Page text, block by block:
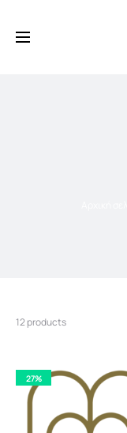
12 products
27%